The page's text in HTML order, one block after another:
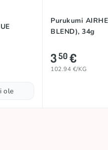
ole
Purukumi
BLEND), 34g
350€
102.94 €/KG